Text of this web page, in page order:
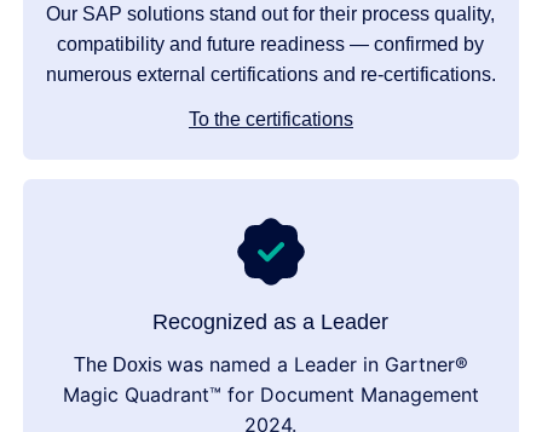
Our SAP solutions stand out for their process quality,
compatibility and future readiness — confirmed by
numerous external certifications and re-certifications.
To the certifications
Recognized as a Leader
The Doxis was named a Leader in Gartner®
Magic Quadrant™ for Document Management
2024.